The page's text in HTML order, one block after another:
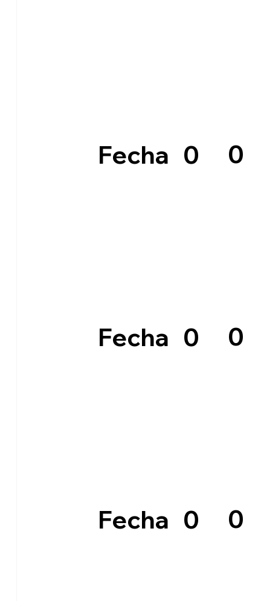
Fecha 0 0
Fecha 0 0
Fecha 0 0